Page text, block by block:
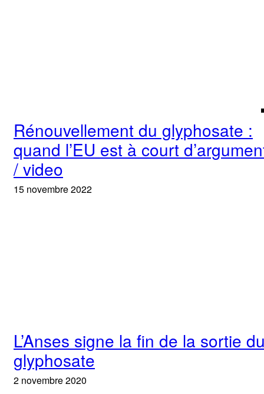
Rénouvellement du glyphosate :
quand l’EU est à court
/ video
15 novembre 2022
L’Anses signe la fin de la sortie
glyphosate
2 novembre 2020